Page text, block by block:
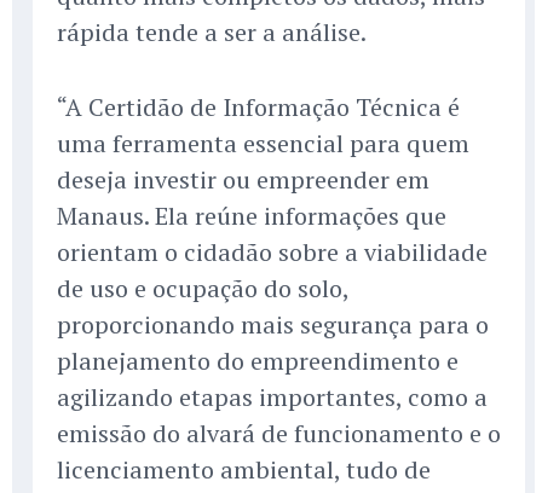
rápida tende a ser a análise.
“A Certidão de Informação Técnica é
uma ferramenta essencial para quem
deseja investir ou empreender em
Manaus. Ela reúne informações que
orientam o cidadão sobre a viabilidade
de uso e ocupação do solo,
proporcionando mais segurança para o
planejamento do empreendimento e
agilizando etapas importantes, como a
emissão do alvará de funcionamento e o
licenciamento ambiental, tudo de